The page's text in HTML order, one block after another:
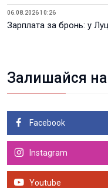
06.08.2026 10:26
Зарплата за бронь: у
Залишайся на
Facebook
Instagram
Youtube